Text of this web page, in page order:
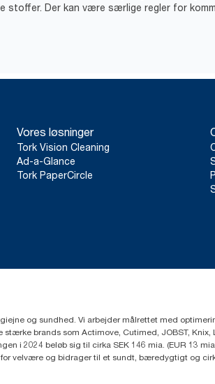
stoffer. Der kan være særlige regler for
Vores løsninger
Tork Vision Cleaning
Ad-a-Glance
Tork PaperCircle
og sundhed. Vi arbejder målrettet med
brands som Actimove, Cutimed, JOBST,
i 2024 beløb sig til cirka SEK 146 mia. (EUR 13
velvære og bidrager til et sundt, bæredygtigt og